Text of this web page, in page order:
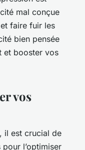
mal conçue
faire fuir les
bien pensée
et booster vos
vos
il est crucial de
l’optimiser